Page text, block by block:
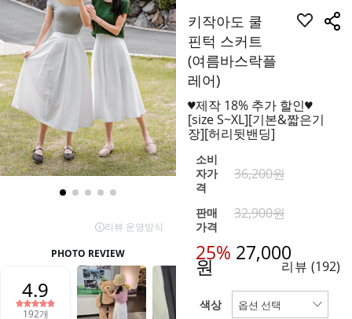
키작아도 쿨
핀턱 스커트
(여름바스락플
레어)
♥제작 18% 추가 할인♥
[size S~XL][기본&짧은기
장][허리뒷밴딩]
소비
자가
격
36,200원
판매
가격
32,900원
25% 27,000
원 리뷰 (192)
색상